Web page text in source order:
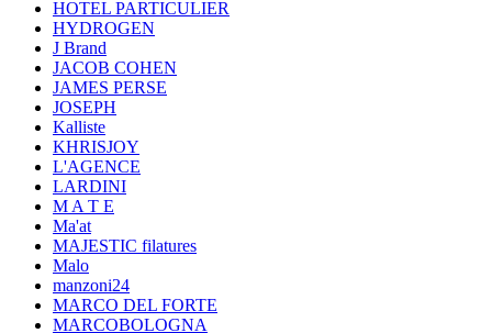
HOTEL PARTICULIER
HYDROGEN
J Brand
JACOB COHEN
JAMES PERSE
JOSEPH
Kalliste
KHRISJOY
L'AGENCE
LARDINI
M A T E
Ma'at
MAJESTIC filatures
Malo
manzoni24
MARCO DEL FORTE
MARCOBOLOGNA